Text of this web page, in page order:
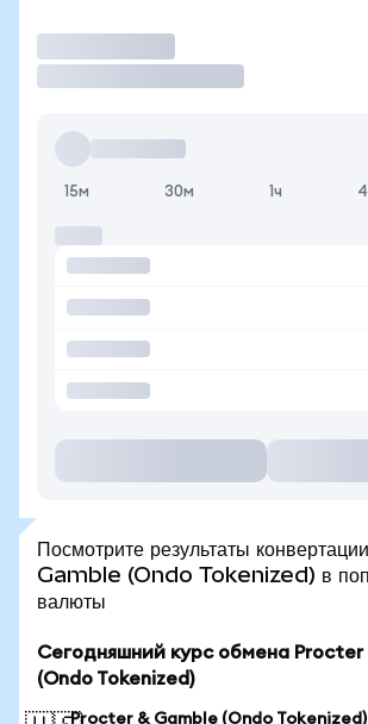
15м 30м 1ч
Посмотрите результаты
Gamble (Ondo Tokenized) в
валюты
Сегодняшний курс обмена Procter
(Ondo Tokenized)
Procter & Gamble (Ondo